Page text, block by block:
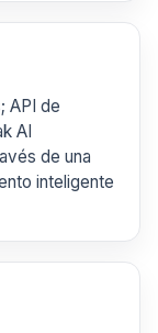
API de
AI
de una
inteligente